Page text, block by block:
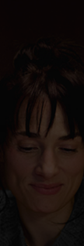
und Trends